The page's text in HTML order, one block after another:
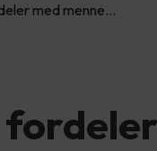
med menne…